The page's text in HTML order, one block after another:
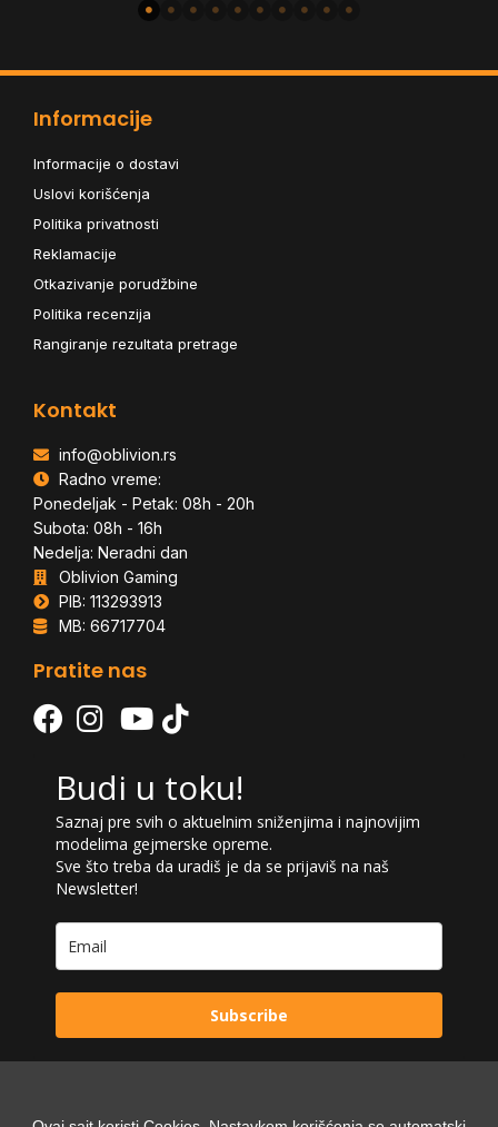
Informacije
Informacije o dostavi
Uslovi korišćenja
Politika privatnosti
Reklamacije
Otkazivanje porudžbine
Politika recenzija
Rangiranje rezultata pretrage
Kontakt
info@oblivion.rs
Radno vreme:
Ponedeljak - Petak: 08h - 20h
Subota: 08h - 16h
Nedelja: Neradni dan
Oblivion Gaming
PIB: 113293913
MB: 66717704
Pratite nas
Budi u toku!
Saznaj pre svih o aktuelnim sniženjima i najnovijim
modelima gejmerske opreme.
Sve što treba da uradiš je da se prijaviš na naš
Newsletter!
Subscribe